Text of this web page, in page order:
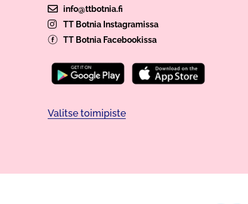
info@ttbotnia.fi
TT Botnia Instagramissa
TT Botnia Facebookissa
Valitse toimipiste